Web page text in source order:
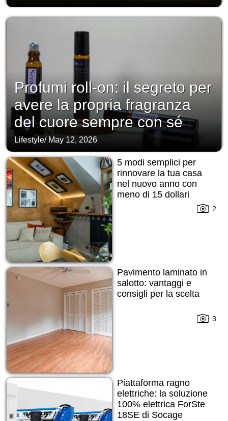
Profumi roll-on: il segreto per
avere la propria fragranza
del cuore sempre con sé
Lifestyle/ May 12, 2026
5 modi semplici per
rinnovare la tua casa
nel nuovo anno con
meno di 15 dollari
2
Pavimento laminato in
salotto: vantaggi e
consigli per la scelta
3
Piattaforma ragno
elettriche: la soluzione
100% elettrica ForSte
18SE di Socage